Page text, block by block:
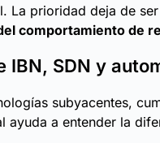
La prioridad deja de
comportamiento de
IBN, SDN y
subyacentes,
ayuda a entender la